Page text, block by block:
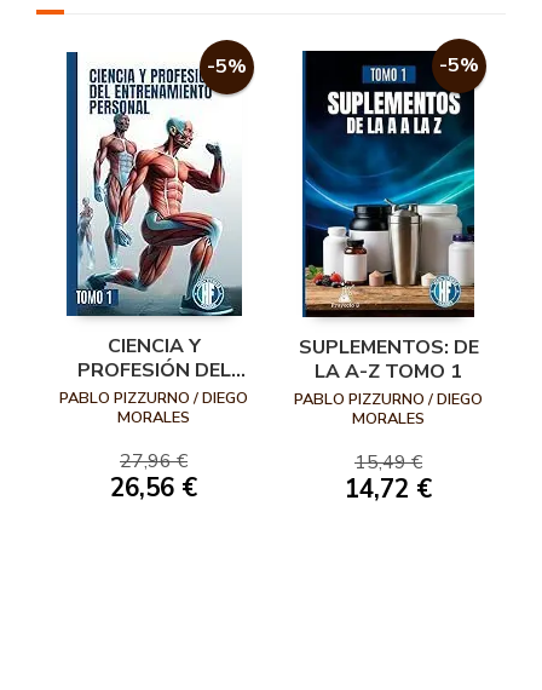
-5%
CIENCIA Y
PROFESIÓN DEL
ENTRENAMIENTO
PERSONAL.: TOMO
PABLO PIZZURNO / DIEGO
MORALES
27,96 €
26,56 €
-5%
SUPLEMENTOS: DE
LA A-Z TOMO 1
PABLO PIZZURNO / DIEGO
MORALES
15,49 €
14,72 €